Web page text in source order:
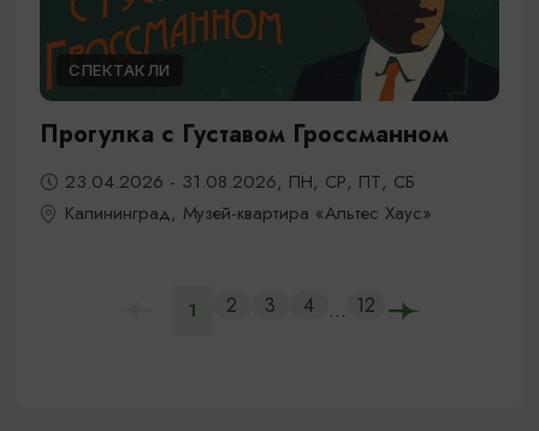
СПЕКТАКЛИ
Прогулка с Густавом Гроссманном
23.04.2026 - 31.08.2026, ПН, СР, ПТ, СБ
Калининград, Музей-квартира «Альтес Хаус»
1 2 3 4 ... 12